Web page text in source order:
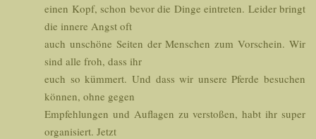
einen Kopf, schon bevor die Dinge eintreten. Leider bringt
die innere Angst oft
auch unschöne Seiten der Menschen zum Vorschein. Wir
sind alle froh, dass ihr
euch so kümmert. Und dass wir unsere Pferde besuchen
können, ohne gegen
Empfehlungen und Auflagen zu verstoßen, habt ihr super
organisiert. Jetzt